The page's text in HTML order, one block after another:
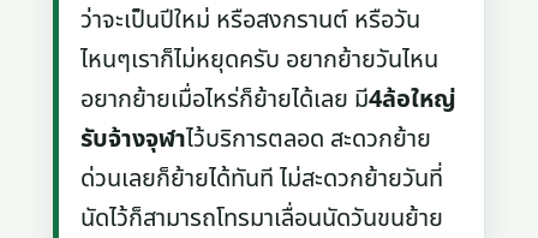
ว่าจะเป็นปีใหม่ หรือสงกรานต์ หรือวัน
ไหนๆเราก็ไม่หยุดครับ อยากย้ายวันไหน
อยากย้ายเมื่อไหร่ก็ย้ายได้เลย มี4ล้อใหญ่
รับจ้างจุฬาไว้บริการตลอด สะดวกย้าย
ด่วนเลยก็ย้ายได้ทันที ไม่สะดวกย้ายวันที่
นัดไว้ก็สามารถโทรมาเลื่อนนัดวันขนย้าย